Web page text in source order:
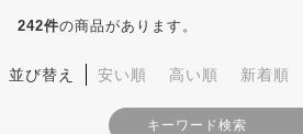
242件の商品があります。
並び替え 安い順 高い順 新着順
キーワード検索